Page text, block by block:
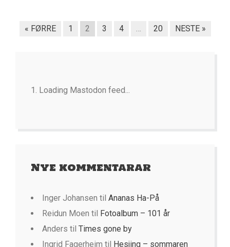
« FØRRE 1 2 3 4 … 20 NESTE »
Loading Mastodon feed...
Nye kommentarar
Inger Johansen til Ananas Ha-På
Reidun Moen til Fotoalbum – 101 år
Anders til Times gone by
Ingrid Fagerheim til Hesjing – sommaren